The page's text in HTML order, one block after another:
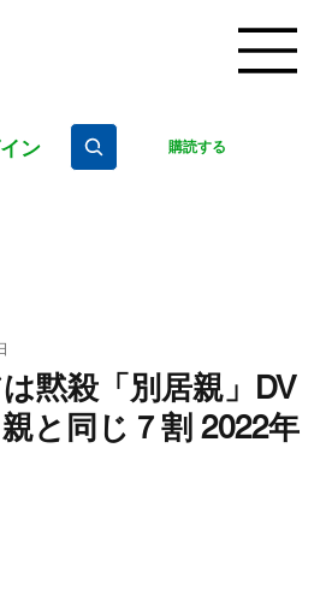
ン 購読する
黙殺「別居親」DV
と同じ７割 2022年